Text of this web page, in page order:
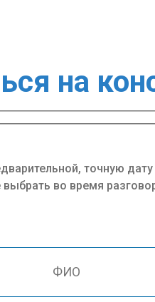
на
точную дату
во время